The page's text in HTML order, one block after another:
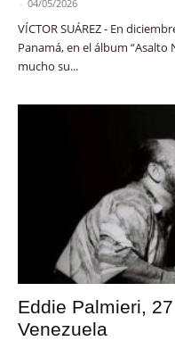
- 04/05/2026
VÍCTOR SUÁREZ - En
Panamá, en el álbum “Asalto
mucho su...
Eddie Palmieri,
Venezuela